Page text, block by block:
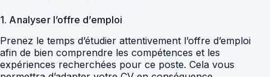
1. Analyser l’offre d’emploi
Prenez le temps d’étudier attentivement l’offre d’emploi
afin de bien comprendre les compétences et les
expériences recherchées pour ce poste. Cela vous